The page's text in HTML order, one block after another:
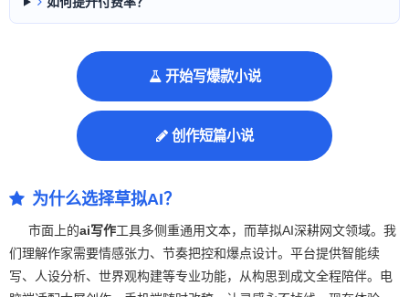
开始写爆款小说
创作短篇小说
为什么选择草拟AI？
市面上的ai写作工具多侧重通用文本，而草拟AI深耕网文领域。我
们理解作家需要情感张力、节奏把控和爆点设计。平台提供智能续
写、人设分析、世界观构建等专业功能，从构思到成文全程陪伴。电